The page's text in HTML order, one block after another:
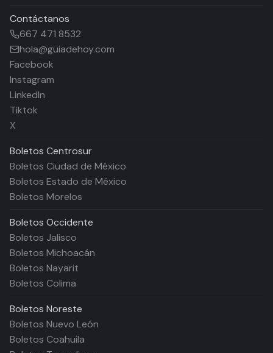
Contáctanos
667 471 8532
hola@guiadehoy.com
Facebook
Instagram
LinkedIn
Tiktok
X
Boletos Centrosur
Boletos Ciudad de México
Boletos Estado de México
Boletos Morelos
Boletos Occidente
Boletos Jalisco
Boletos Michoacán
Boletos Nayarit
Boletos Colima
Boletos Noreste
Boletos Nuevo León
Boletos Coahuila